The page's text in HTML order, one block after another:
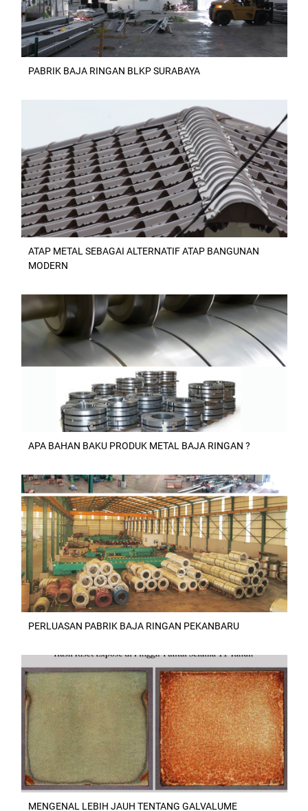
PABRIK BAJA RINGAN BLKP SURABAYA
ATAP METAL SEBAGAI ALTERNATIF ATAP BANGUNAN
MODERN
APA BAHAN BAKU PRODUK METAL BAJA RINGAN ?
PERLUASAN PABRIK BAJA RINGAN PEKANBARU
MENGENAL LEBIH JAUH TENTANG GALVALUME